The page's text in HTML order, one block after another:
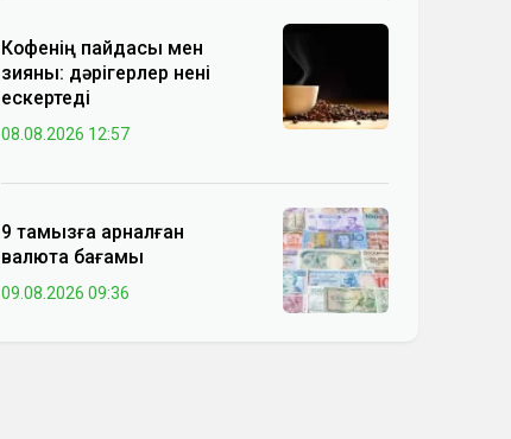
Кофенің пайдасы мен
зияны: дәрігерлер нені
ескертеді
08.08.2026 12:57
9 тамызға арналған
валюта бағамы
09.08.2026 09:36